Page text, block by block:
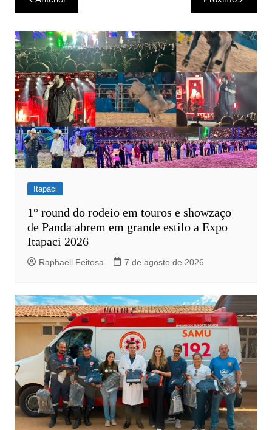
de
Post
Itapaci
1° round do rodeio em touros e showzaço
de Panda abrem em grande estilo a Expo
Itapaci 2026
Raphaell Feitosa 7 de agosto de 2026